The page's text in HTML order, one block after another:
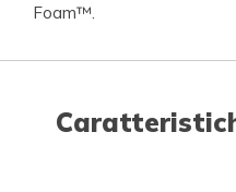
Foam™.